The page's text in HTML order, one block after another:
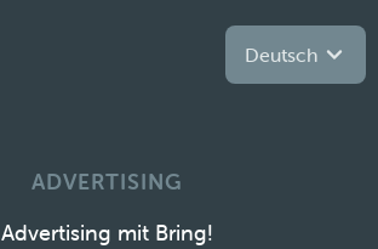
Deutsch
ADVERTISING
Advertising mit Bring!